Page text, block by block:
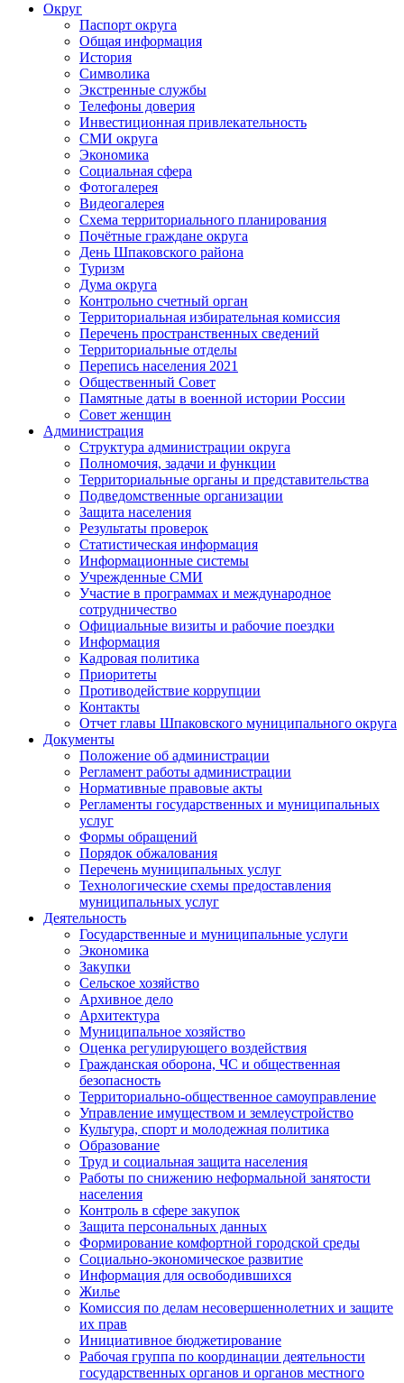
Округ
Паспорт округа
Общая информация
История
Символика
Экстренные службы
Телефоны доверия
Инвестиционная привлекательность
СМИ округа
Экономика
Социальная сфера
Фотогалерея
Видеогалерея
Схема территориального планирования
Почётные граждане округа
День Шпаковского района
Туризм
Дума округа
Контрольно счетный орган
Территориальная избирательная комиссия
Перечень пространственных сведений
Территориальные отделы
Перепись населения 2021
Общественный Совет
Памятные даты в военной истории России
Совет женщин
Администрация
Структура администрации округа
Полномочия, задачи и функции
Территориальные органы и представительства
Подведомственные организации
Защита населения
Результаты проверок
Статистическая информация
Информационные системы
Учрежденные СМИ
Участие в программах и международное
сотрудничество
Официальные визиты и рабочие поездки
Информация
Кадровая политика
Приоритеты
Противодействие коррупции
Контакты
Отчет главы Шпаковского муниципального округа
Документы
Положение об администрации
Регламент работы администрации
Нормативные правовые акты
Регламенты государственных и муниципальных
услуг
Формы обращений
Порядок обжалования
Перечень муниципальных услуг
Технологические схемы предоставления
муниципальных услуг
Деятельность
Государственные и муниципальные услуги
Экономика
Закупки
Сельское хозяйство
Архивное дело
Архитектура
Муниципальное хозяйство
Оценка регулирующего воздействия
Гражданская оборона, ЧС и общественная
безопасность
Территориально-общественное самоуправление
Управление имуществом и землеустройство
Культура, спорт и молодежная политика
Образование
Труд и социальная защита населения
Работы по снижению неформальной занятости
населения
Контроль в сфере закупок
Защита персональных данных
Формирование комфортной городской среды
Социально-экономическое развитие
Информация для освободившихся
Жилье
Комиссия по делам несовершеннолетних и защите
их прав
Инициативное бюджетирование
Рабочая группа по координации деятельности
государственных органов и органов местного